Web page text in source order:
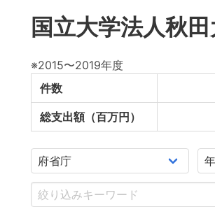
国立大学法人秋
※2015〜2019年度
件数
総支出額（百万円）